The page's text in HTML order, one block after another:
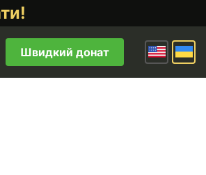
Швидкий донат